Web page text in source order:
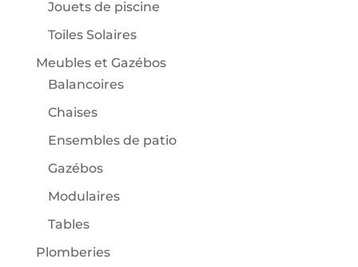
Jouets de piscine
Toiles Solaires
Meubles et Gazébos
Balancoires
Chaises
Ensembles de patio
Gazébos
Modulaires
Tables
Plomberies